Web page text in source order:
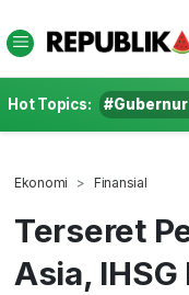
Hot Topics:
Ekonomi Finansial
Terseret
Asia,